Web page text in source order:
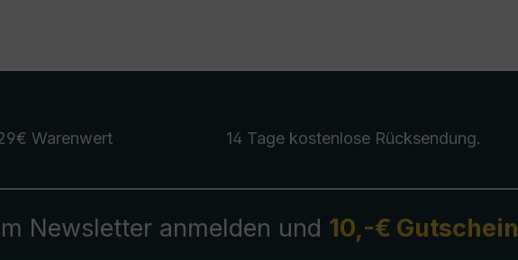
Warenwert 14 Tage kostenlose Rücksendung.
Newsletter anmelden und 10,-€ Gutschein